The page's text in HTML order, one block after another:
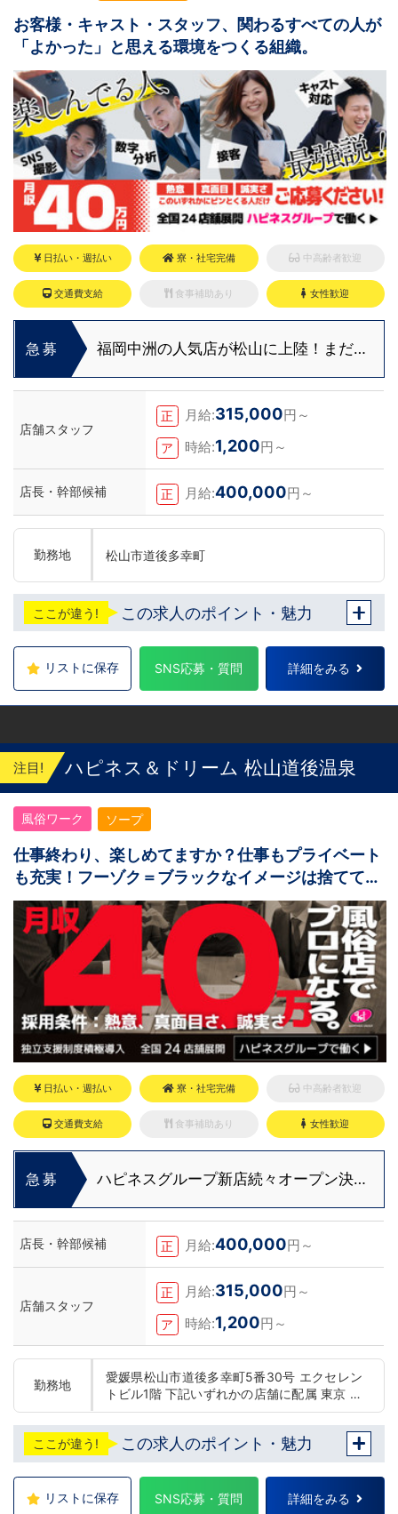
お客様・キャスト・スタッフ、関わるすべての人が
「よかった」と思える環境をつくる組織。
日払い・週払い 寮・社宅完備 中高齢者歓迎
交通費支給 食事補助あり 女性歓迎
急募
福岡中洲の人気店が松山に上陸！まだま
店舗スタッフ
正 月給:315,000円～
ア 時給:1,200円～
店長・幹部候補 正 月給:400,000円～
勤務地 松山市道後多幸町
ここが違う! この求人のポイント・魅力
リストに保存 SNS応募・質問 詳細をみる
注目! ハピネス＆ドリーム 松山道後温泉
風俗ワーク ソープ
仕事終わり、楽しめてますか？仕事もプライベート
も充実！フーゾク＝ブラックなイメージは捨てて
OK！
日払い・週払い 寮・社宅完備 中高齢者歓迎
交通費支給 食事補助あり 女性歓迎
急募
ハピネスグループ新店続々オープン決
店長・幹部候補 正 月給:400,000円～
店舗スタッフ
正 月給:315,000円～
ア 時給:1,200円～
勤務地
愛媛県松山市道後多幸町5番30号 エクセレン
トビル1階 下記いずれかの店舗に配属 東京 五
反田：五反田駅から徒歩2分 池袋：池袋駅西
口から徒歩2分 吉原：三ノ輪駅から徒歩8分
神奈川 横浜：京急線黄金町駅から徒歩8分 茨
城 水戸：水戸駅からバス5分 北海道 札幌：す
すきの駅から徒歩5分 中国・四国 鳥取：米子
市皆生温泉 愛媛：松山道後温泉 九州・沖縄
ここが違う! この求人のポイント・魅力
リストに保存 SNS応募・質問 詳細をみる